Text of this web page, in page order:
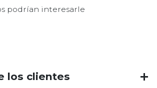
podrían interesarle
los clientes